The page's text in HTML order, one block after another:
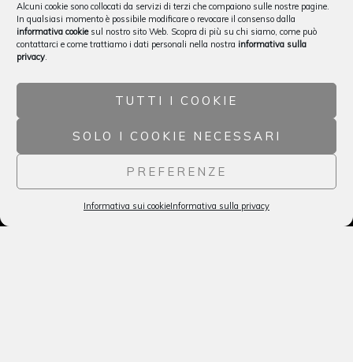
Alcuni cookie sono collocati da servizi di terzi che compaiono sulle nostre pagine.
In qualsiasi momento è possibile modificare o revocare il consenso dalla
informativa cookiesul nostro sito Web. Scopra di più su chi siamo, come può
contattarci e come trattiamo i dati personali nella nostra informativa sulla
privacy.
TUTTI I COOKIE
SOLO I COOKIE NECESSARI
PREFERENZE
Informativa sui cookieInformativa sulla privacy
Italiano